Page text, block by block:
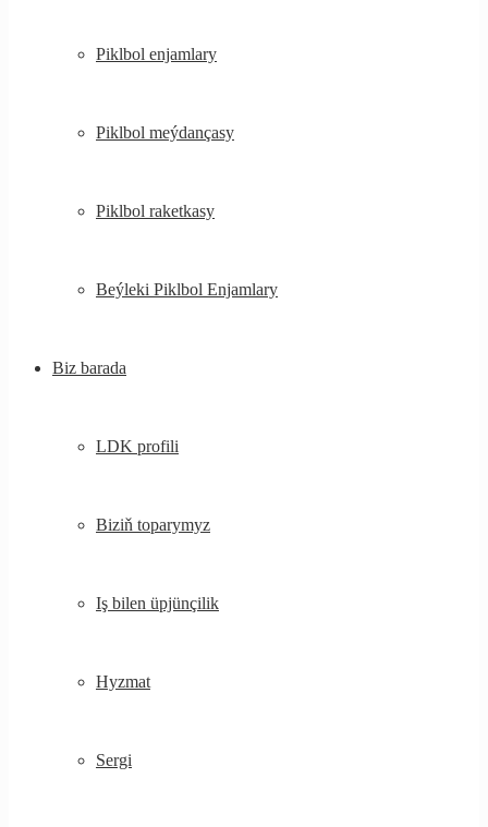
Piklbol enjamlary
Piklbol meýdançasy
Piklbol raketkasy
Beýleki Piklbol Enjamlary
Biz barada
LDK profili
Biziň toparymyz
Iş bilen üpjünçilik
Hyzmat
Sergi